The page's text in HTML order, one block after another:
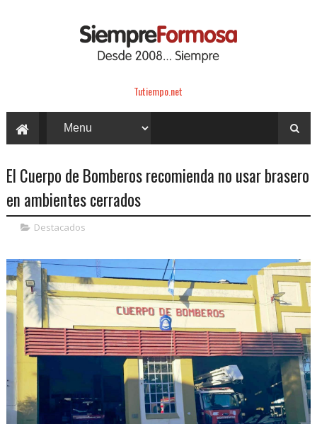
Tutiempo.net
El Cuerpo de Bomberos recomienda no usar brasero
en ambientes cerrados
Destacados